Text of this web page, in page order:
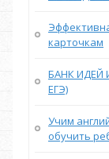
карточкам
БАНК ИДЕЙ
ЕГЭ)
Учим
обучить